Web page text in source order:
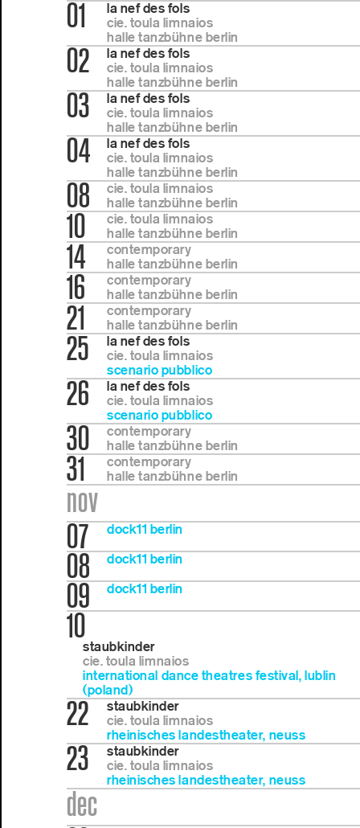
01
la nef des fols
cie. toula limnaios
halle tanzbühne berlin
02
la nef des fols
cie. toula limnaios
halle tanzbühne berlin
03
la nef des fols
cie. toula limnaios
halle tanzbühne berlin
04
la nef des fols
cie. toula limnaios
halle tanzbühne berlin
08
cie. toula limnaios
halle tanzbühne berlin
10
cie. toula limnaios
halle tanzbühne berlin
14
contemporary
halle tanzbühne berlin
16
contemporary
halle tanzbühne berlin
21
contemporary
halle tanzbühne berlin
25
la nef des fols
cie. toula limnaios
scenario pubblico
26
la nef des fols
cie. toula limnaios
scenario pubblico
30
contemporary
halle tanzbühne berlin
31
contemporary
halle tanzbühne berlin
nov
07
dock11 berlin
08 dock11 berlin
09 dock11 berlin
10
staubkinder
cie. toula limnaios
international dance theatres festival, lublin
(poland)
22
staubkinder
cie. toula limnaios
rheinisches landestheater, neuss
23
staubkinder
cie. toula limnaios
rheinisches landestheater, neuss
dec